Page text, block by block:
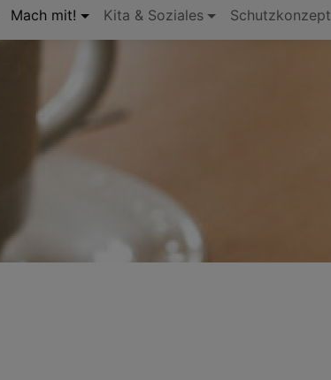
Mach mit! Kita & Soziales Schutzkonzept